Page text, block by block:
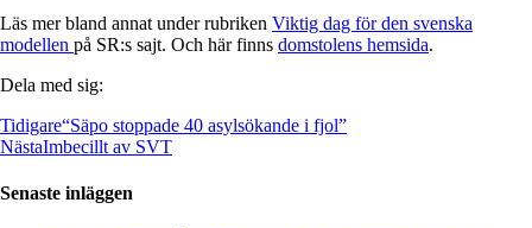
Läs mer bland annat under rubriken Viktig dag för den svenska
modellen på SR:s sajt. Och här finns domstolens hemsida.
Dela med sig:
Tidigare“Säpo stoppade 40 asylsökande i fjol”
NästaImbecillt av SVT
Senaste inläggen